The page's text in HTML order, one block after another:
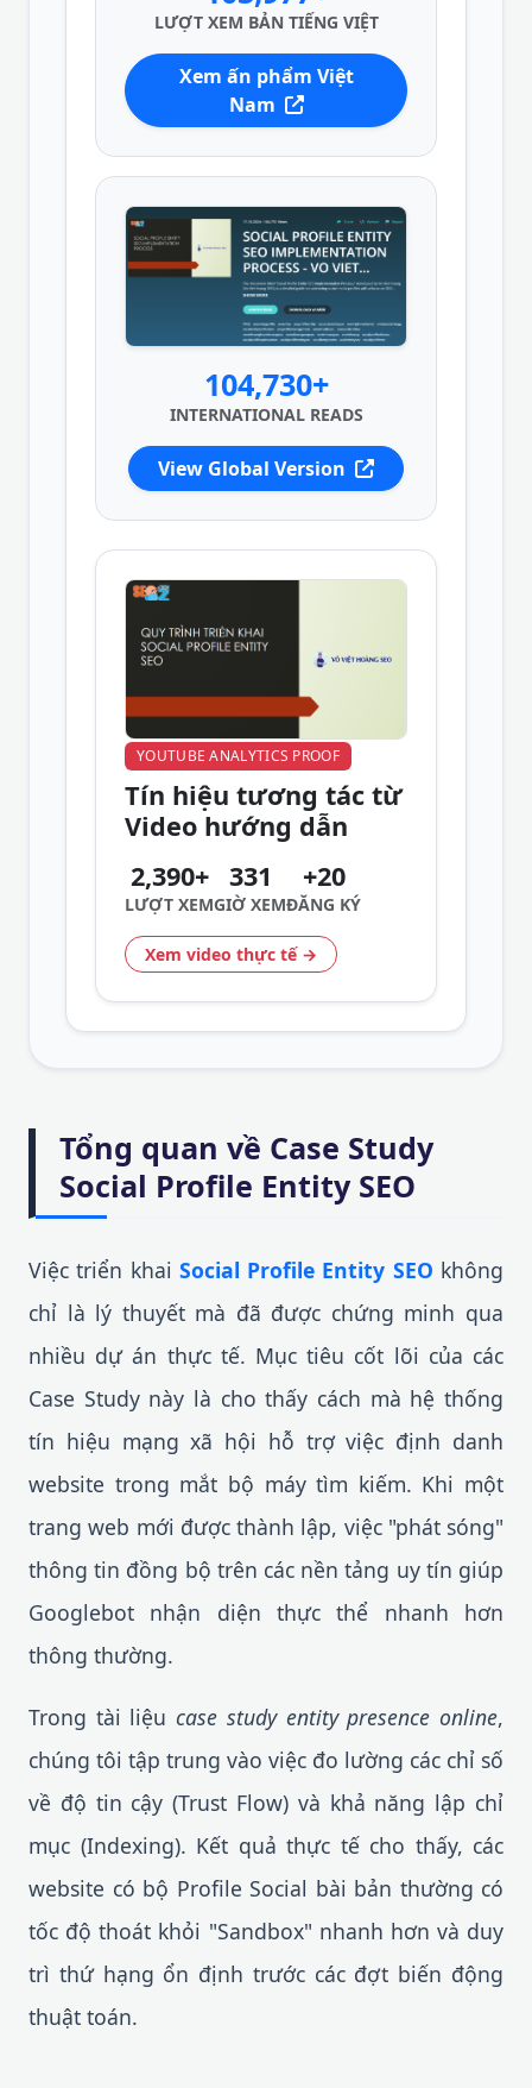
LƯỢT XEM BẢN TIẾNG VIỆT
Xem ấn phẩm Việt
Nam
104,730+
INTERNATIONAL READS
View Global Version
YOUTUBE ANALYTICS PROOF
Tín hiệu tương tác từ
Video hướng dẫn
2,390+
LƯỢT XEM
331
GIỜ XEM
+20
ĐĂNG KÝ
Xem video thực tế →
Tổng quan về Case Study
Social Profile Entity SEO
Việc triển khai Social Profile Entity SEO không
chỉ là lý thuyết mà đã được chứng minh qua
nhiều dự án thực tế. Mục tiêu cốt lõi của các
Case Study này là cho thấy cách mà hệ thống
tín hiệu mạng xã hội hỗ trợ việc định danh
website trong mắt bộ máy tìm kiếm. Khi một
trang web mới được thành lập, việc "phát sóng"
thông tin đồng bộ trên các nền tảng uy tín giúp
Googlebot nhận diện thực thể nhanh hơn
thông thường.
Trong tài liệucase study entity presence online,
chúng tôi tập trung vào việc đo lường các chỉ số
về độ tin cậy (Trust Flow) và khả năng lập chỉ
mục (Indexing). Kết quả thực tế cho thấy, các
website có bộ Profile Social bài bản thường có
tốc độ thoát khỏi "Sandbox" nhanh hơn và duy
trì thứ hạng ổn định trước các đợt biến động
thuật toán.